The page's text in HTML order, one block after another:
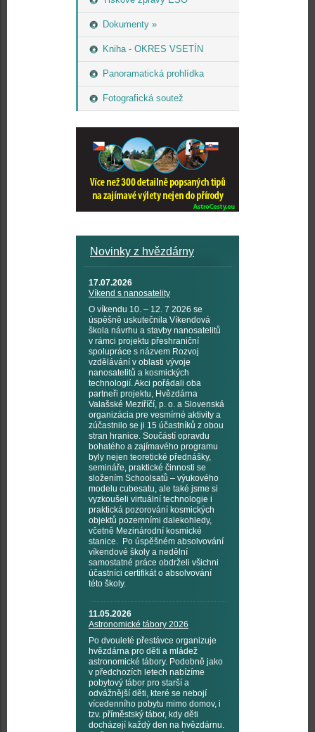
Dokumenty »
Kniha - OKRES VSETÍN
Panoramatická prohlídka
Fotografická soutež
Novinky z hvězdárny
17.07.2026
Víkend s nanosatelity
O víkendu 10. – 12. 7 2026 se
úspěšně uskutečnila Víkendová
škola návrhu a stavby nanosatelitů
v rámci projektu přeshraniční
spolupráce s názvem Rozvoj
vzdělávání v oblasti vývoje
nanosatelitů a kosmických
technologií. Akci pořádali oba
partneři projektu, Hvězdárna
Valašské Meziříčí, p. o. a Slovenská
organizácia pre vesmírné aktivity a
zúčastnilo se ji 15 účastníků z obou
stran hranice. Součástí opravdu
bohatého a zajímavého programu
byly nejen teoretické přednášky,
semináře, praktické činnosti se
složením Schoolsatů – výukového
modelu cubesatu, ale také jsme si
vyzkoušeli virtuální technologie i
praktická pozorování kosmických
objektů pozemními dalekohledy,
včetně Mezinárodní kosmické
stanice. Po úspěšném absolvování
víkendové školy a nedělní
samostatné práce obdrželi všichni
účastníci certifikát o absolvování
této školy.
11.05.2026
Astronomické tábory 2026
Po dvouleté přestávce organizuje
hvězdárna pro děti a mládež
astronomické tábory. Podobně jako
v předchozích letech nabízíme
pobytový tábor pro starší a
odvážnější děti, které se nebojí
vícedenního pobytu mimo domov, i
tzv. příměstský tábor, kdy děti
docházejí každý den na hvězdárnu.